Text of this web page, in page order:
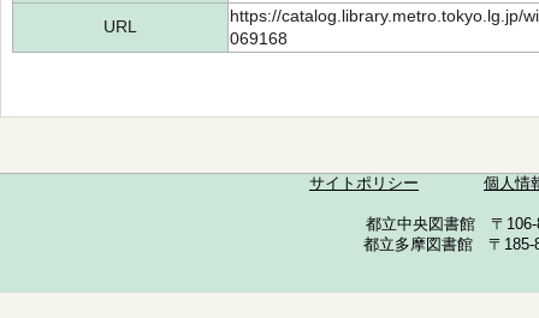
URL
https://catalog.library.metro.tokyo.lg.jp/
069168
サイトポリシー 個人情
都立中央図書館 〒
都立多摩図書館 〒185-